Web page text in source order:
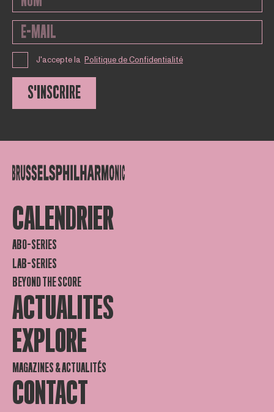
J'accepte la Politique de Confidentialité
S'INSCRIRE
CALENDRIER
ABO-SERIES
LAB-SERIES
BEYOND THE SCORE
ACTUALITES
EXPLORE
MAGAZINES & ACTUALITÉS
CONTACT